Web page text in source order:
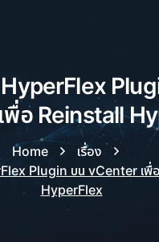
อ Reinstall
Home
เรื่อง
Plugin บน vCenter เพื่
HyperFlex